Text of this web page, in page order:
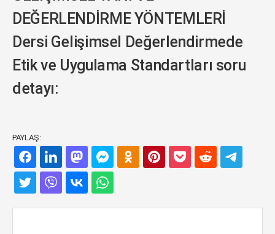
DEĞERLENDİRME YÖNTEMLERİ
Dersi Gelişimsel Değerlendirmede
Etik ve Uygulama Standartları soru
detayı:
PAYLAŞ: